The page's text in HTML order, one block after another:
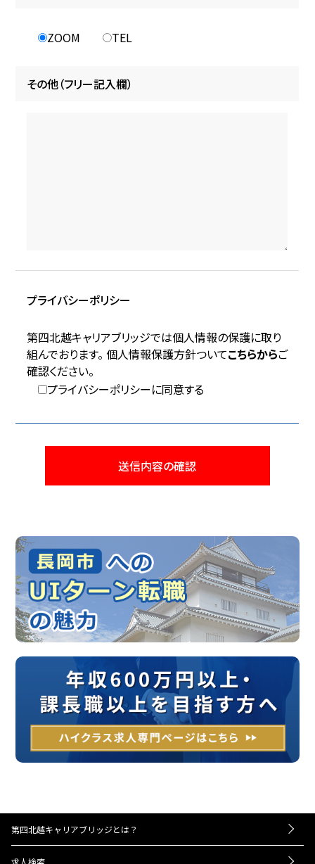
ZOOM TEL
その他（フリー記入欄）
プライバシーポリシー
第四北越キャリアブリッジでは個人情報の保護に取り
組んでおります。 個人情報保護方針ついてこちらからご
確認ください。
プライバシーポリシーに同意する
第四北越キャリアブリッジとは？
求人検索